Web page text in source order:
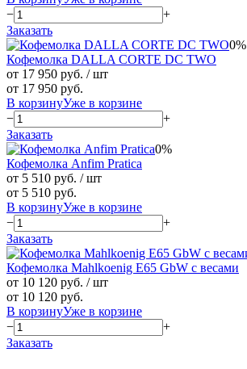
−
+
Заказать
0%
Кофемолка DALLA CORTE DC TWO
от 17 950 руб. / шт
от 17 950 руб.
В корзинуУже в корзине
−
+
Заказать
0%
Кофемолка Anfim Pratica
от 5 510 руб. / шт
от 5 510 руб.
В корзинуУже в корзине
−
+
Заказать
Кофемолка Mahlkoenig E65 GbW с весами
от 10 120 руб. / шт
от 10 120 руб.
В корзинуУже в корзине
−
+
Заказать